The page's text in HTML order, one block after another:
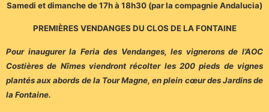
Samedi et dimanche de 17h à 18h30 (par la compagnie Andalucia)
PREMIÈRES VENDANGES DU CLOS DE LA FONTAINE
Pour inaugurer la Feria des Vendanges, les vignerons de l’AOC
Costières de Nîmes viendront récolter les 200 pieds de vignes
plantés aux abords de la Tour Magne, en plein cœur des Jardins de
la Fontaine.